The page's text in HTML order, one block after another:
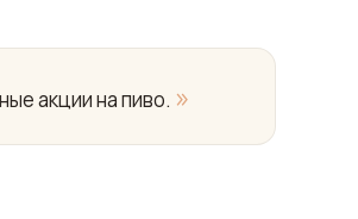
акции на пиво. »